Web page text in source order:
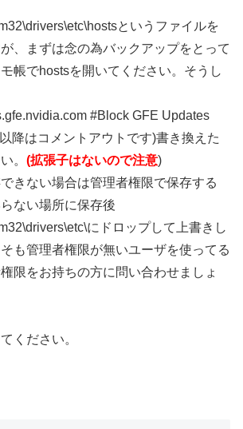
というファイルを
、まずは念の為バックアップをとって
帳でhostsを開いてください。そうし
#Block GFE Updates
降はコメントアウトです)書き換えた
。 (拡張子はないので注意)
きない場合は管理者権限で保存する
ない場所に保存後
にドロップして上書きし
も管理者権限が無いユーザを使ってる
限をお持ちの方に問い合わせましょ
ください。